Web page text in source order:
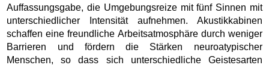
Auffassungsgabe, die Umgebungsreize mit fünf Sinnen mit
unterschiedlicher Intensität aufnehmen. Akustikkabinen
schaffen eine freundliche Arbeitsatmosphäre durch weniger
Barrieren und fördern die Stärken neuroatypischer
Menschen, so dass sich unterschiedliche Geistesarten